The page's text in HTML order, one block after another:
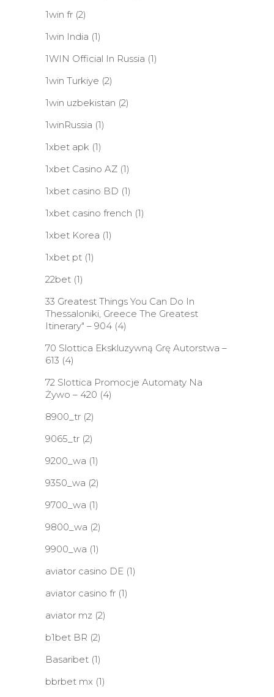
1win fr (2)
1win India (1)
1WIN Official In Russia (1)
1win Turkiye (2)
1win uzbekistan (2)
1winRussia (1)
1xbet apk (1)
1xbet Casino AZ (1)
1xbet casino BD (1)
1xbet casino french (1)
1xbet Korea (1)
1xbet pt (1)
22bet (1)
33 Greatest Things You Can Do In
Thessaloniki, Greece The Greatest
Itinerary" – 904 (4)
70 Slottica Ekskluzywną Grę Autorstwa –
613 (4)
72 Slottica Promocje Automaty Na
Żywo – 420 (4)
8900_tr (2)
9065_tr (2)
9200_wa (1)
9350_wa (2)
9700_wa (1)
9800_wa (2)
9900_wa (1)
aviator casino DE (1)
aviator casino fr (1)
aviator mz (2)
b1bet BR (2)
Basaribet (1)
bbrbet mx (1)